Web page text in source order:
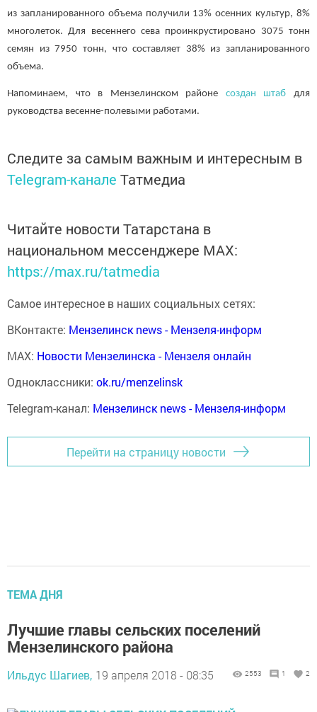
из запланированного объема получили 13% осенних культур, 8%
многолеток. Для весеннего сева проинкрустировано 3075 тонн
семян из 7950 тонн, что составляет 38% из запланированного
объема.
Напоминаем, что в Мензелинском районе создан штаб для
руководства весенне-полевыми работами.
Следите за самым важным и интересным в
Telegram-канале Татмедиа
Читайте новости Татарстана в
национальном мессенджере MАХ:
https://max.ru/tatmedia
Самое интересное в наших социальных сетях:
ВКонтакте: Мензелинск news - Мензеля-информ
MAX: Новости Мензелинска - Мензеля онлайн
Одноклассники: ok.ru/menzelinsk
Telegram-канал: Мензелинск news - Мензеля-информ
Перейти на страницу новости
ТЕМА ДНЯ
Лучшие главы сельских поселений
Мензелинского района
Ильдус Шагиев, 19 апреля 2018 - 08:35 2553 1 2